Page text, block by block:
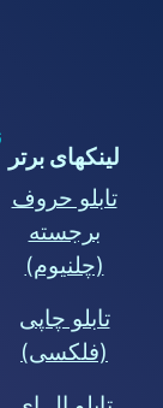
لینکهای برتر
تابلو حروف
برجسته
(چلنیوم)
تابلو چاپی
(فلکسی)